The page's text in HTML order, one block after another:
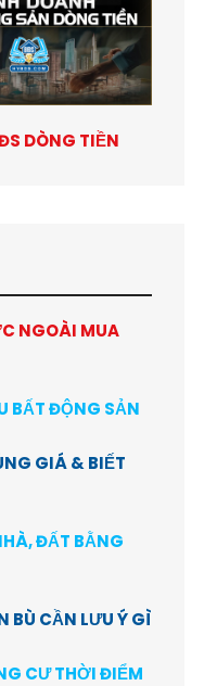
DÒNG TIỀN
NGOÀI MUA
BẤT ĐỘNG SẢN
GIÁ & BIẾT
ĐẤT BẰNG
BÙ CẦN LƯU Ý GÌ
CƯ THỜI ĐIỂM